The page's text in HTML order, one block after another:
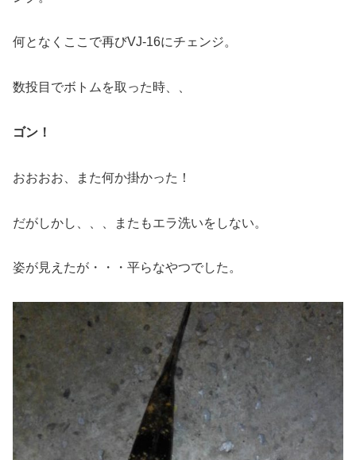
何となくここで再びVJ-16にチェンジ。
数投目でボトムを取った時、、
ゴン！
おおおお、また何か掛かった！
だがしかし、、、またもエラ洗いをしない。
姿が見えたが・・・平らなやつでした。